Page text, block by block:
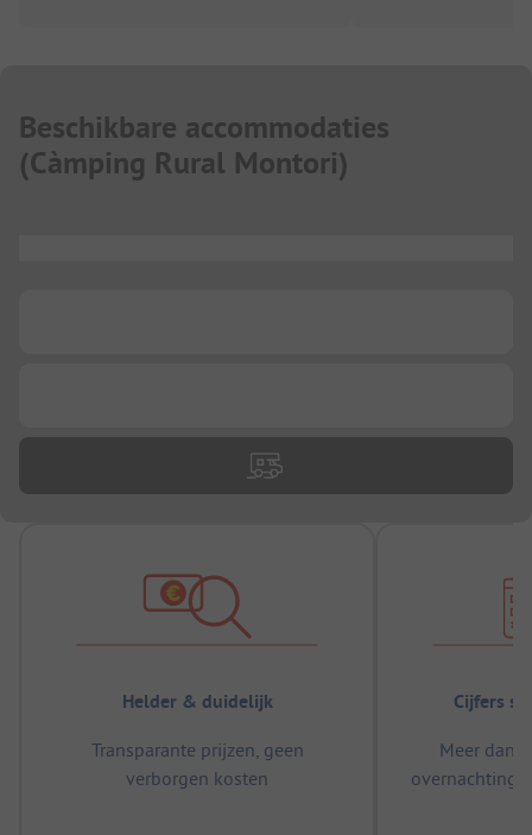
Beschikbare accommodaties
(Càmping Rural Montori)
Helder & duidelijk
Transparante prijzen, geen
verborgen kosten
Cijfers
Meer dan